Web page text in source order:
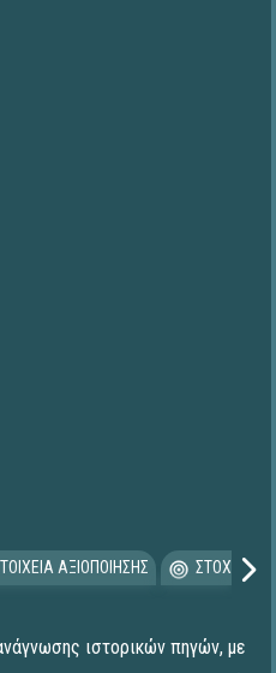
ΑΞΙΟΠΟΙΗΣΗΣ
ιστορικών πηγών, με